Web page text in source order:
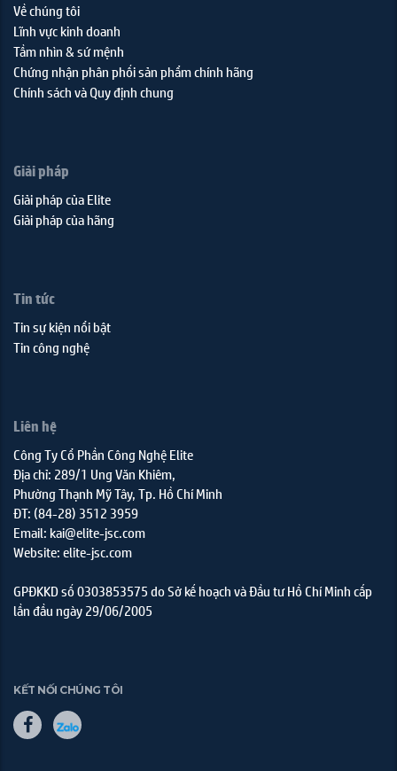
Về chúng tôi
Lĩnh vực kinh doanh
Tầm nhìn & sứ mệnh
Chứng nhận phân phối sản phẩm chính hãng
Chính sách và Quy định chung
Giải pháp
Giải pháp của Elite
Giải pháp của hãng
Tin tức
Tin sự kiện nổi bật
Tin công nghệ
Liên hệ
Công Ty Cổ Phần Công Nghệ Elite
Địa chỉ: 289/1 Ung Văn Khiêm,
Phường Thạnh Mỹ Tây, Tp. Hồ Chí Minh
ĐT: (84-28) 3512 3959
Email: kai@elite-jsc.com
Website: elite-jsc.com
GPĐKKD số 0303853575 do Sở kế hoạch và Đầu tư Hồ Chí Minh cấp
lần đầu ngày 29/06/2005
KẾT NỐI CHÚNG TÔI